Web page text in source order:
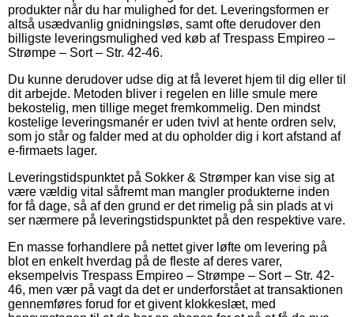
produkter når du har mulighed for det. Leveringsformen er
altså usædvanlig gnidningsløs, samt ofte derudover den
billigste leveringsmulighed ved køb af Trespass Empireo –
Strømpe – Sort – Str. 42-46.
Du kunne derudover udse dig at få leveret hjem til dig eller til
dit arbejde. Metoden bliver i regelen en lille smule mere
bekostelig, men tillige meget fremkommelig. Den mindst
kostelige leveringsmanér er uden tvivl at hente ordren selv,
som jo står og falder med at du opholder dig i kort afstand af
e-firmaets lager.
Leveringstidspunktet på Sokker & Strømper kan vise sig at
være vældig vital såfremt man mangler produkterne inden
for få dage, så af den grund er det rimelig på sin plads at vi
ser nærmere på leveringstidspunktet på den respektive vare.
En masse forhandlere på nettet giver løfte om levering på
blot en enkelt hverdag på de fleste af deres varer,
eksempelvis Trespass Empireo – Strømpe – Sort – Str. 42-
46, men vær på vagt da det er underforstået at transaktionen
gennemføres forud for et givent klokkeslæt, med